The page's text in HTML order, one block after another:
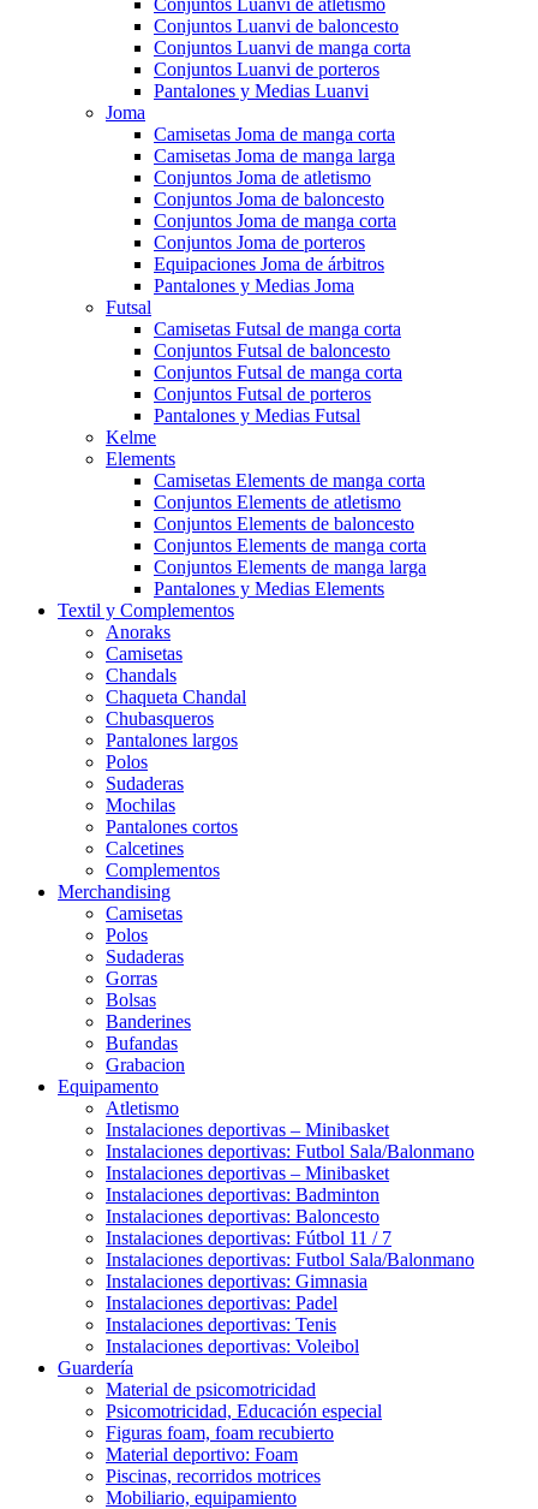
Conjuntos Luanvi de atletismo
Conjuntos Luanvi de baloncesto
Conjuntos Luanvi de manga corta
Conjuntos Luanvi de porteros
Pantalones y Medias Luanvi
Joma
Camisetas Joma de manga corta
Camisetas Joma de manga larga
Conjuntos Joma de atletismo
Conjuntos Joma de baloncesto
Conjuntos Joma de manga corta
Conjuntos Joma de porteros
Equipaciones Joma de árbitros
Pantalones y Medias Joma
Futsal
Camisetas Futsal de manga corta
Conjuntos Futsal de baloncesto
Conjuntos Futsal de manga corta
Conjuntos Futsal de porteros
Pantalones y Medias Futsal
Kelme
Elements
Camisetas Elements de manga corta
Conjuntos Elements de atletismo
Conjuntos Elements de baloncesto
Conjuntos Elements de manga corta
Conjuntos Elements de manga larga
Pantalones y Medias Elements
Textil y Complementos
Anoraks
Camisetas
Chandals
Chaqueta Chandal
Chubasqueros
Pantalones largos
Polos
Sudaderas
Mochilas
Pantalones cortos
Calcetines
Complementos
Merchandising
Camisetas
Polos
Sudaderas
Gorras
Bolsas
Banderines
Bufandas
Grabacion
Equipamento
Atletismo
Instalaciones deportivas – Minibasket
Instalaciones deportivas: Futbol Sala/Balonmano
Instalaciones deportivas – Minibasket
Instalaciones deportivas: Badminton
Instalaciones deportivas: Baloncesto
Instalaciones deportivas: Fútbol 11 / 7
Instalaciones deportivas: Futbol Sala/Balonmano
Instalaciones deportivas: Gimnasia
Instalaciones deportivas: Padel
Instalaciones deportivas: Tenis
Instalaciones deportivas: Voleibol
Guardería
Material de psicomotricidad
Psicomotricidad, Educación especial
Figuras foam, foam recubierto
Material deportivo: Foam
Piscinas, recorridos motrices
Mobiliario, equipamiento